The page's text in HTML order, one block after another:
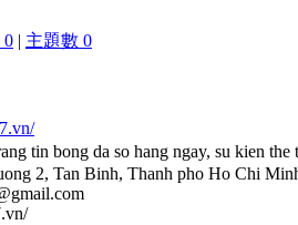
0 | 主題數 0
tin bong da so hang ngay, su kien
2, Tan Binh, Thanh pho Ho Chi